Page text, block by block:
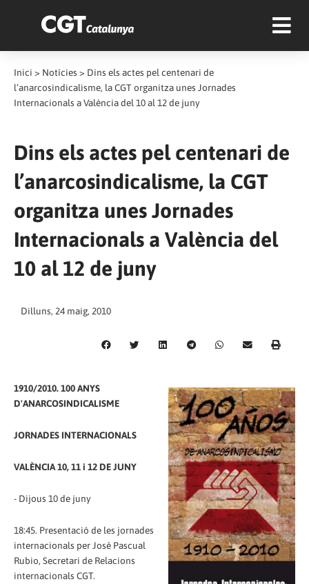
Inici > Notícies > Dins els actes pel centenari de
l’anarcosindicalisme, la CGT organitza unes Jornades
Internacionals a València del 10 al 12 de juny
Dins els actes pel centenari de
l’anarcosindicalisme, la CGT
organitza unes Jornades
Internacionals a València del
10 al 12 de juny
Dilluns, 24 maig, 2010
1910/2010. 100 ANYS
D'ANARCOSINDICALISME
JORNADES INTERNACIONALS
VALÈNCIA 10, 11 i 12 DE JUNY
- Dijous 10 de juny
18:45. Presentació de les jornades
internacionals per José Pascual
Rubio, Secretari de Relacions
internacionals CGT.